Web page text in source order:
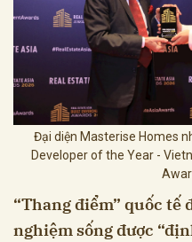
Đại diện Masterise Homes
Developer of the Year -
“Thang điểm” quốc
nghiệm sống được